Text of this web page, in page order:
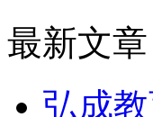
最新文章
弘成